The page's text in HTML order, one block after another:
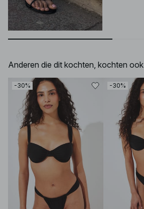
Anderen die dit kochten, kochten ook
-30% -30%